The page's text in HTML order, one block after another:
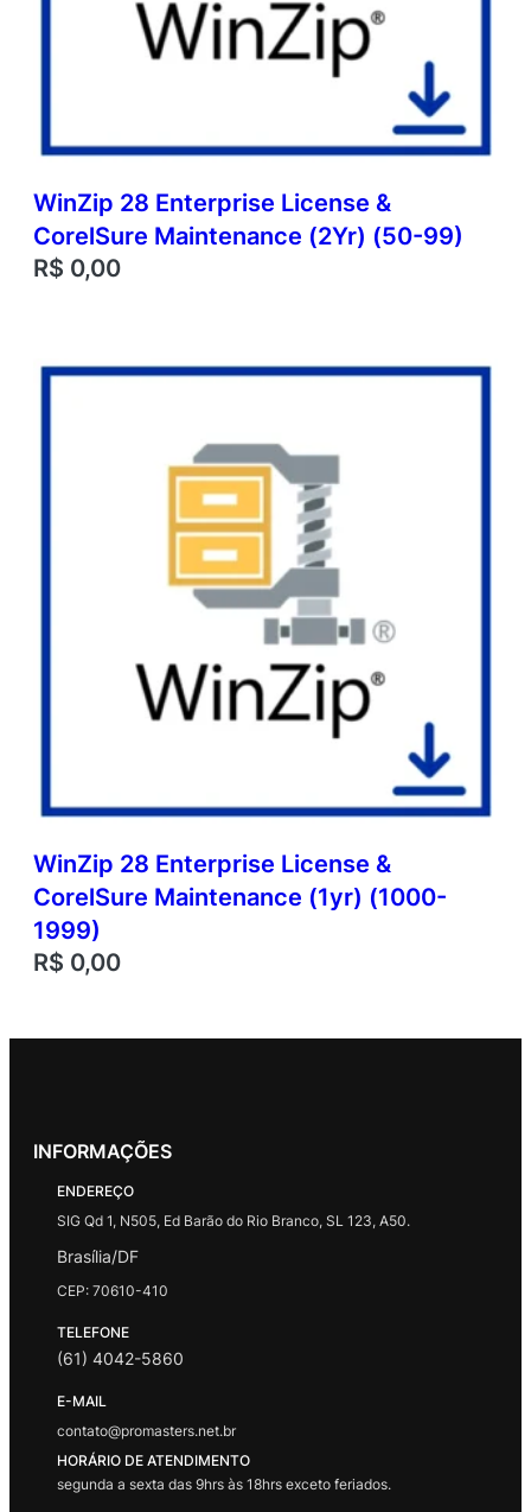
WinZip 28 Enterprise License &
CorelSure Maintenance (2Yr) (50-99)
R$ 0,00
WinZip 28 Enterprise License &
CorelSure Maintenance (1yr) (1000-
1999)
R$ 0,00
INFORMAÇÕES
ENDEREÇO
SIG Qd 1, N505, Ed Barão do Rio Branco, SL 123, A50.
Brasília/DF
CEP: 70610-410
TELEFONE
(61) 4042-5860
E-MAIL
contato@promasters.net.br
HORÁRIO DE ATENDIMENTO
segunda a sexta das 9hrs às 18hrs exceto feriados.